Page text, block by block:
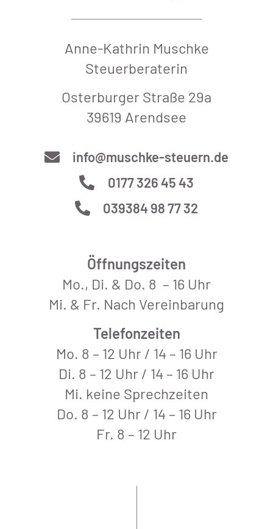
Öffnungszeiten
Mo., Di. & Do. 8 – 16 Uhr
Mi. & Fr. Nach Vereinbarung
Telefonzeiten
Mo. 8 – 12 Uhr / 14 – 16 Uhr
Di. 8 – 12 Uhr / 14 – 16 Uhr
Mi. keine Sprechzeiten
Do. 8 – 12 Uhr / 14 – 16 Uhr
Fr. 8 – 12 Uhr
Anne-Kathrin Muschke
Steuerberaterin
Osterburger Straße 29a
39619 Arendsee
info@muschke-steuern.de
0177 326 45 43
039384 98 77 32